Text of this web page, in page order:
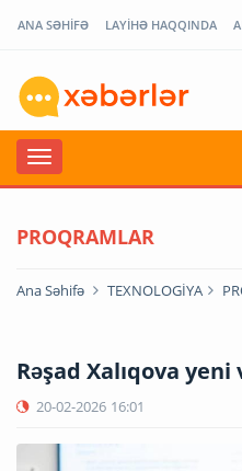
ANA SƏHİFƏ LAYİHƏ HAQQINDA
PROQRAMLAR
Ana Səhifə TEXNOLOGİYA
Rəşad Xalıqova
20-02-2026 16:01